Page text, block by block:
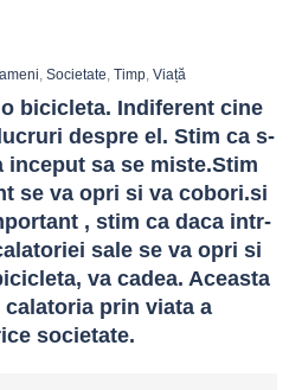
, Societate, Timp, Viață
bicicleta. Indiferent cine
despre el. Stim ca s-
sa se miste.Stim
se va opri si va cobori.si
, stim ca daca intr-
sale se va opri si
va cadea. Aceasta
prin viata a
societate.